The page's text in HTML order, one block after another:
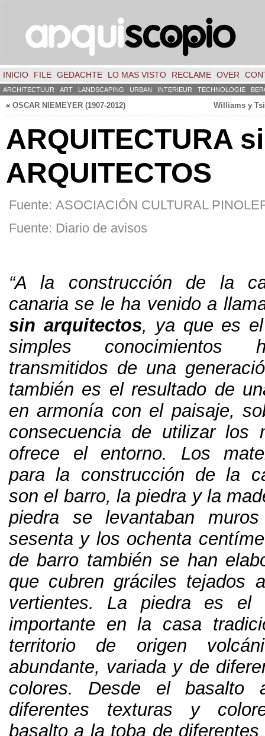
INICIO FILE GEDACHTE LO MAS VISTO RECLAME OVER
ARCHITECTUUR ART LANDSCAPING URBAN INTERIEUR TECHNOLOGIE
« OSCAR NIEMEYER (1907-2012) Williams y
ARQUITECTURA
ARQUITECTOS
Fuente: ASOCIACIÓN CULTURAL
Fuente: Diario de avisos
“A la construcción de la
canaria se le ha venido a
sin arquitectos, ya que es
simples conocimientos
transmitidos de una
también es el resultado de
en armonía con el paisaje,
consecuencia de utilizar los
ofrece el entorno. Los
para la construcción de la
son el barro, la piedra y la
piedra se levantaban
sesenta y los ochenta
de barro también se han
que cubren gráciles tejados
vertientes. La piedra es el
importante en la casa
territorio de origen
abundante, variada y de
colores. Desde el
diferentes texturas y
basalto a la toba de diferentes